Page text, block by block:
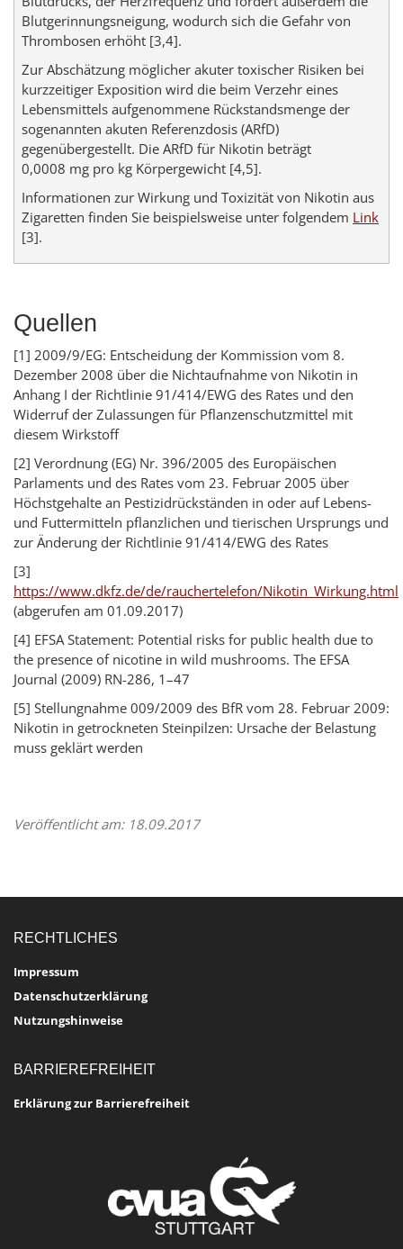
Blutgerinnungsneigung, wodurch sich die Gefahr von
Thrombosen erhöht [3,4].
Zur Abschätzung möglicher akuter toxischer Risiken bei
kurzzeitiger Exposition wird die beim Verzehr eines
Lebensmittels aufgenommene Rückstandsmenge der
sogenannten akuten Referenzdosis (ARfD)
gegenübergestellt. Die ARfD für Nikotin beträgt
0,0008 mg pro kg Körpergewicht [4,5].
Informationen zur Wirkung und Toxizität von Nikotin aus
Zigaretten finden Sie beispielsweise unter folgendem Link
[3].
Quellen
[1] 2009/9/EG: Entscheidung der Kommission vom 8.
Dezember 2008 über die Nichtaufnahme von Nikotin in
Anhang I der Richtlinie 91/414/EWG des Rates und den
Widerruf der Zulassungen für Pflanzenschutzmittel mit
diesem Wirkstoff
[2] Verordnung (EG) Nr. 396/2005 des Europäischen
Parlaments und des Rates vom 23. Februar 2005 über
Höchstgehalte an Pestizidrückständen in oder auf Lebens-
und Futtermitteln pflanzlichen und tierischen Ursprungs und
zur Änderung der Richtlinie 91/414/EWG des Rates
[3]
https://www.dkfz.de/de/rauchertelefon/Nikotin_Wirkung.html
(abgerufen am 01.09.2017)
[4] EFSA Statement: Potential risks for public health due to
the presence of nicotine in wild mushrooms. The EFSA
Journal (2009) RN-286, 1–47
[5] Stellungnahme 009/2009 des BfR vom 28. Februar 2009:
Nikotin in getrockneten Steinpilzen: Ursache der Belastung
muss geklärt werden
Veröffentlicht am: 18.09.2017
RECHTLICHES
Impressum
Datenschutzerklärung
Nutzungshinweise
BARRIEREFREIHEIT
Erklärung zur Barrierefreiheit